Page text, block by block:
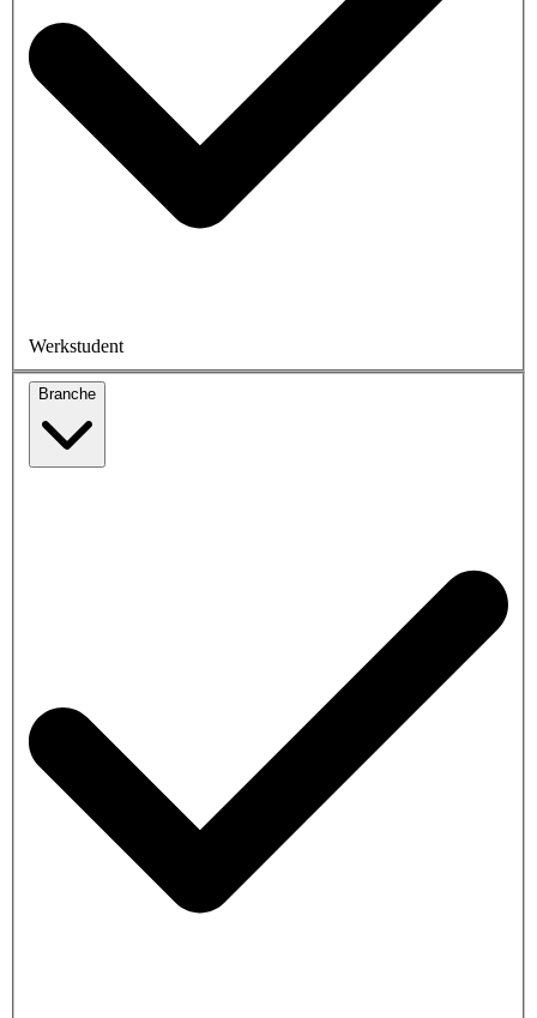
Werkstudent
Branche